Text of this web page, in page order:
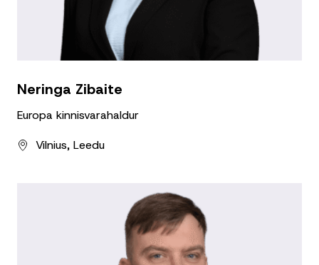
Neringa Zibaite
Europa kinnisvarahaldur
Vilnius, Leedu